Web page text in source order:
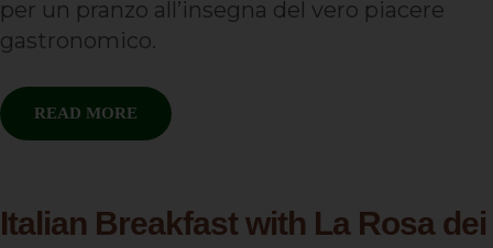
per un pranzo all’insegna del vero piacere
gastronomico.
READ MORE
Italian Breakfast with La Rosa dei